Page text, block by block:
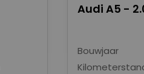
Audi A5 -
Bouwjaar